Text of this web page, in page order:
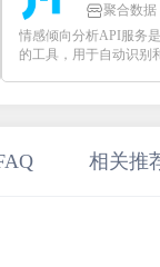
聚合数据
情感倾向分析API服务
的工具，用于自动识别
相关推